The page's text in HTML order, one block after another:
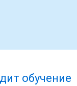
обучение